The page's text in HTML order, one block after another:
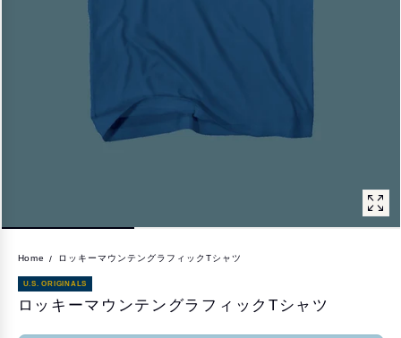
Home ロッキーマウンテングラフィックTシャツ
U.S. ORIGINALS
ロッキーマウンテングラフィックTシャツ